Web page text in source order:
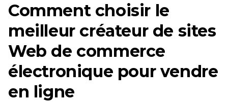
Comment choisir le
meilleur créateur de sites
Web de commerce
électronique pour vendre
en ligne